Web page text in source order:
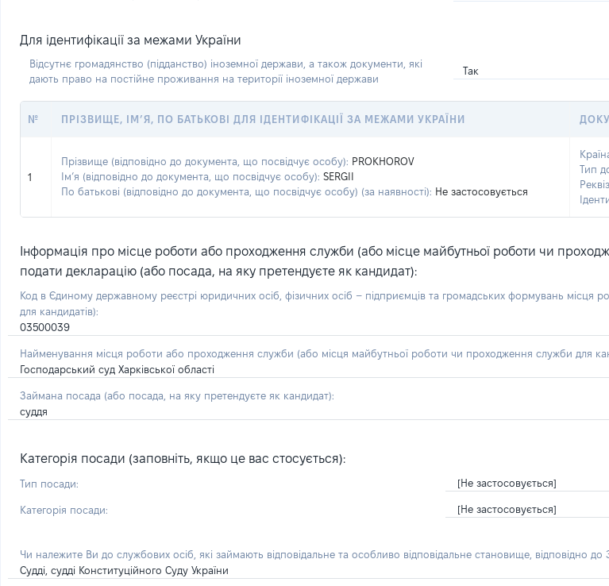
Для ідентифікації за межами України
Відсутнє громадянство (підданство) іноземної держави, а також документи, які
дають право на постійне проживання на території іноземної держави
Так
№ ПРІЗВИЩЕ, ІМ’Я, ПО БАТЬКОВІ ДЛЯ ІДЕНТИФІКАЦІЇ ЗА МЕЖАМИ УКРАЇНИ
1
Прізвище (відповідно до документа, що посвідчує особу): PROKHOROV
Ім’я (відповідно до документа, що посвідчує особу): SERGII
По батькові (відповідно до документа, що посвідчує особу) (за наявності): Не застосовується
Тип
Інформація про місце роботи або проходження служби (або місце майбутньої роботи чи
подати декларацію (або посада, на яку претендуєте як кандидат):
Код в Єдиному державному реєстрі юридичних осіб, фізичних осіб – підприємців та громадських формувань
для кандидатів):
03500039
Найменування місця роботи або проходження служби (або місця майбутньої роботи чи проходження служби для
Господарський суд Харківської області
Займана посада (або посада, на яку претендуєте як кандидат):
суддя
Категорія посади (заповніть, якщо це вас стосується):
Тип посади: [Не застосовується]
Категорія посади: [Не застосовується]
Чи належите Ви до службових осіб, які займають відповідальне та особливо відповідальне становище, відповідно до
Судді, судді Конституційного Суду України